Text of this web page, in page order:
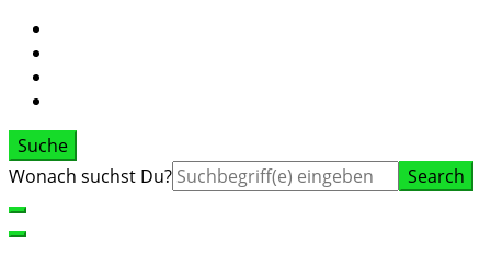
Suche
Suche
Wonach suchst Du?